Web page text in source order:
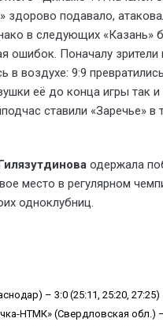
здорово подавало,
в следующих
ошибок. Поначалу
в воздухе: 9:9
её до конца игры так и
подчас ставили «Заречье» в
одержала
место в регулярном
одноклубниц.
– 3:0 (25:11, 25:20, 27:25)
НТМК» (Свердловская обл.) –